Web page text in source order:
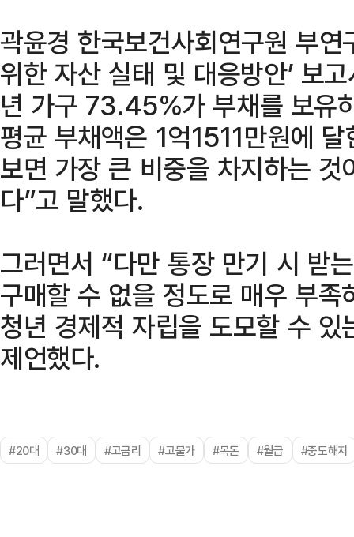
곽윤경 한국보건사회연구원 부연
위한 자산 실태 및 대응방안’ 보
년 가구 73.45%가 부채를 보유
평균 부채액은 1억1511만원에
보면 가장 큰 비중을 차지하는
다”고 말했다.
그러면서 “다만 통장 만기 시 받
구매할 수 없을 정도로 매우 부족
청년 경제적 자립을 도모할 수
제언했다.
#20대 #30대 #고금리 #고물가 #목돈 #월급 #중도해지